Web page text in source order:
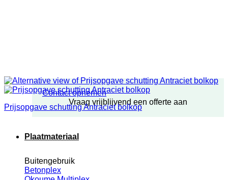
Contact opnemen
Vraag vrijblijvend een offerte aan
Plaatmateriaal
Buitengebruik
Betonplex
Prijsopgave schutting Antraciet bolkop